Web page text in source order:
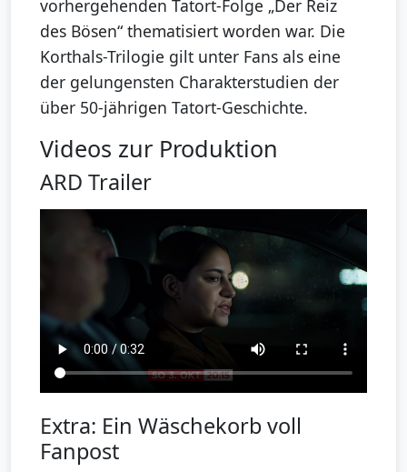
vorhergehenden Tatort-Folge „Der Reiz
des Bösen“ thematisiert worden war. Die
Korthals-Trilogie gilt unter Fans als eine
der gelungensten Charakterstudien der
über 50-jährigen Tatort-Geschichte.
Videos zur Produktion
ARD Trailer
Extra: Ein Wäschekorb voll
Fanpost